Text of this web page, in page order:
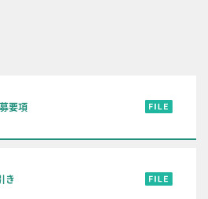
要項
き